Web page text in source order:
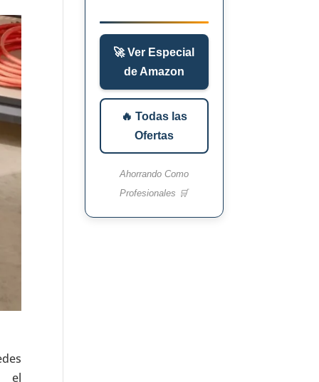
el
🚀 Ver Especial
de Amazon
🔥 Todas las
Ofertas
Ahorrando Como
Profesionales 🛒